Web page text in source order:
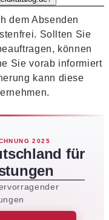
dem Absenden
Sollten Sie
können
Sie vorab informiert
kann diese
2025
für